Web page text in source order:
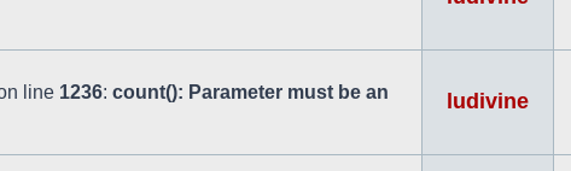
line 1236: count(): Parameter must be an
ludivine